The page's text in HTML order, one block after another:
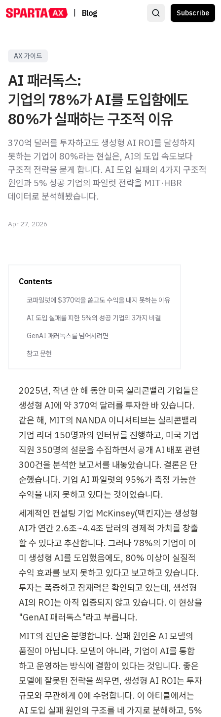
Blog Subscribe
AX 가이드
AI 패러독스:
기업의 78%가 AI를 도입함에도
80%가 실패하는 구조적 이유
370억 달러를 투자하고도 생성형 AI ROI를 달성하지
못하는 기업이 80%라는 현실은, AI의 도입 속도보다
구조적 전략을 묻게 합니다. AI 도입 실패의 4가지 구조적
원인과 5% 성공 기업의 파일럿 전략을 MIT·HBR
데이터로 분석해봤습니다.
Apr 27, 2026
Contents
코파일럿에 $370억을 쏟고도 수익을 내지 못하는 이유
AI 도입 실패를 피한 5%의 성공 기업의 3가지 비결
GenAI 패러독스를 넘어서려면
참고 문헌
2025년, 작년 한 해 동안 미국 실리콘밸리 기업들은
생성형 AI에 약 370억 달러를 투자한 바 있습니다.
같은 해, MIT의 NANDA 이니셔티브는 실리콘밸리
기업 리더 150명과의 인터뷰를 진행하고, 미국 기업
직원 350명의 설문을 수집하면서 공개 AI 배포 관련
300건을 분석한 보고서를 내놓았습니다. 결론은 단
순했습니다. 기업 AI 파일럿의 95%가 측정 가능한
수익을 내지 못하고 있다는 것이었습니다.
세계적인 컨설팅 기업 McKinsey(맥킨지)는 생성형
AI가 연간 2.6조~4.4조 달러의 경제적 가치를 창출
할 수 있다고 추산합니다. 그러나 78%의 기업이 이
미 생성형 AI를 도입했음에도, 80% 이상이 실질적
수익 효과를 보지 못하고 있다고 보고하고 있습니다.
투자는 폭증하고 잠재력은 확인되고 있는데, 생성형
AI의 ROI는 아직 입증되지 않고 있습니다. 이 현상을
"GenAI 패러독스"라고 부릅니다.
MIT의 진단은 분명합니다. 실패 원인은 AI 모델의
품질이 아닙니다. 모델이 아니라, 기업이 AI를 통합
하고 운영하는 방식에 결함이 있다는 것입니다. 좋은
모델에 잘못된 전략을 씌우면, 생성형 AI ROI는 투자
규모와 무관하게 0에 수렴합니다. 이 아티클에서는
AI 도입 실패 원인의 구조를 네 가지로 분해하고, 5%